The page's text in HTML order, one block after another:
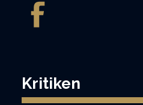
Kritiken